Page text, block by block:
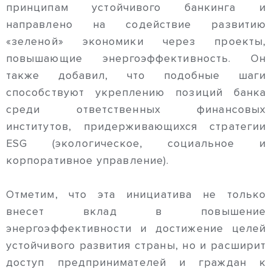
принципам устойчивого банкинга и
направлено на содействие развитию
«зеленой» экономики через проекты,
повышающие энергоэффективность. Он
также добавил, что подобные шаги
способствуют укреплению позиций банка
среди ответственных финансовых
институтов, придерживающихся стратегии
ESG (экологическое, социальное и
корпоративное управление).
Отметим, что эта инициатива не только
внесет вклад в повышение
энергоэффективности и достижение целей
устойчивого развития страны, но и расширит
доступ предпринимателей и граждан к